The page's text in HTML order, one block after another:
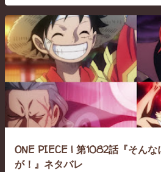
ONE PIECE | 第1082話『そんな
が！』ネタバレ